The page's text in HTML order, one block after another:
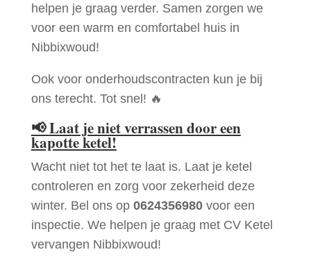
helpen je graag verder. Samen zorgen we
voor een warm en comfortabel huis in
Nibbixwoud!
Ook voor onderhoudscontracten kun je bij
ons terecht. Tot snel! 🔥
📢Laat je niet verrassen door een
kapotte ketel!
Wacht niet tot het te laat is. Laat je ketel
controleren en zorg voor zekerheid deze
winter. Bel ons op 0624356980voor een
inspectie. We helpen je graag met CV Ketel
vervangen Nibbixwoud!